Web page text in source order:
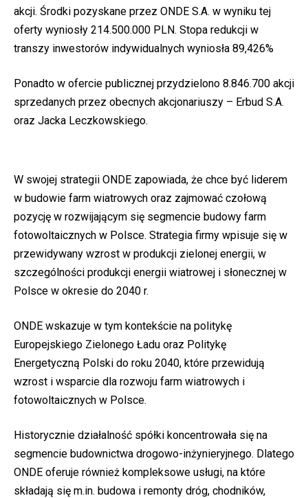
akcji. Środki pozyskane przez ONDE S.A. w wyniku tej
oferty wyniosły 214.500.000 PLN. Stopa redukcji w
transzy inwestorów indywidualnych wyniosła 89,426%
Ponadto w ofercie publicznej przydzielono 8.846.700 akcji
sprzedanych przez obecnych akcjonariuszy – Erbud S.A.
oraz Jacka Leczkowskiego.
W swojej strategii ONDE zapowiada, że chce być liderem
w budowie farm wiatrowych oraz zajmować czołową
pozycję w rozwijającym się segmencie budowy farm
fotowoltaicznych w Polsce. Strategia firmy wpisuje się w
przewidywany wzrost w produkcji zielonej energii, w
szczególności produkcji energii wiatrowej i słonecznej w
Polsce w okresie do 2040 r.
ONDE wskazuje w tym kontekście na politykę
Europejskiego Zielonego Ładu oraz Politykę
Energetyczną Polski do roku 2040, które przewidują
wzrost i wsparcie dla rozwoju farm wiatrowych i
fotowoltaicznych w Polsce.
Historycznie działalność spółki koncentrowała się na
segmencie budownictwa drogowo-inżynieryjnego. Dlatego
ONDE oferuje również kompleksowe usługi, na które
składają się m.in. budowa i remonty dróg, chodników,